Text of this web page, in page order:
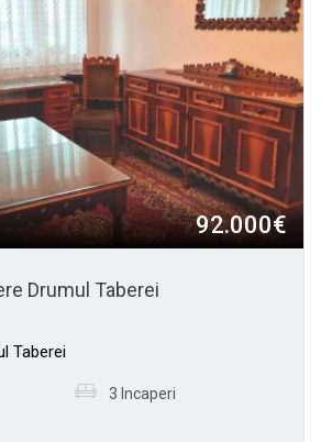
92.000€
Drumul Taberei
Taberei
3 Incaperi